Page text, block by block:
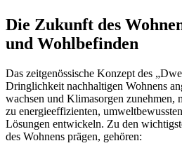
Die Zukunft des
und Wohlbefinden
Das zeitgenössische Konzept des
Dringlichkeit nachhaltigen Wohnens
wachsen und Klimasorgen zunehmen,
zu energieeffizienten,
Lösungen entwickeln. Zu den
des Wohnens prägen, gehören: